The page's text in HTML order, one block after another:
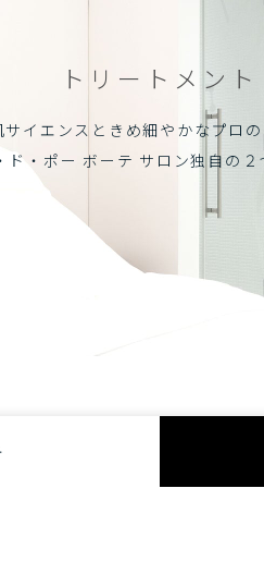
トリートメント
イエンスと きめ細やかなプロ
ド・ポー ボーテ サロン独自の